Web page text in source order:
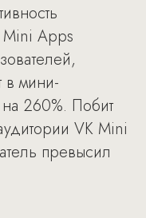
Mini Apps
в мини-
260%. Побит
VK Mini
превысил